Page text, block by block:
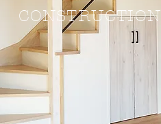
CONSTRUCTION